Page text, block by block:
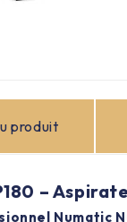
produit
–
Numatic